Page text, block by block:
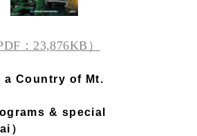
：23,876KB）
a Country of Mt.
& special
）